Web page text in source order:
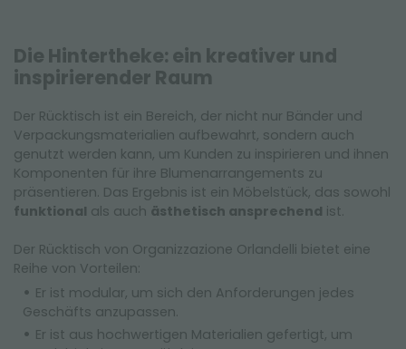
Die Hintertheke: ein kreativer und
inspirierender Raum
Der Rücktisch ist ein Bereich, der nicht nur Bänder und
Verpackungsmaterialien aufbewahrt, sondern auch
genutzt werden kann, um Kunden zu inspirieren und ihnen
Komponenten für ihre Blumenarrangements zu
präsentieren. Das Ergebnis ist ein Möbelstück, das sowohl
funktional als auch ästhetisch ansprechend ist.
Der Rücktisch von Organizzazione Orlandelli bietet eine
Reihe von Vorteilen:
Er ist modular, um sich den Anforderungen jedes
Geschäfts anzupassen.
Er ist aus hochwertigen Materialien gefertigt, um